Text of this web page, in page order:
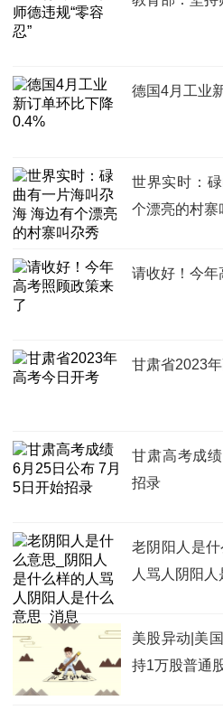
德国4月工业
世界实时：
个漂亮的村寨
请收好！今年
甘肃省2023
甘肃高考成
招录
老阴阳人是
人骂人阴阳
美股异动|美
持1万股普通